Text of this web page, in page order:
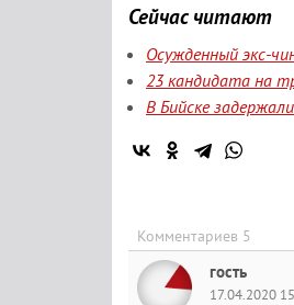
Сейчас читают
Осужденный экс-
23 кандидата на
В Бийске
Комментариев 5
гость
17.04.2020